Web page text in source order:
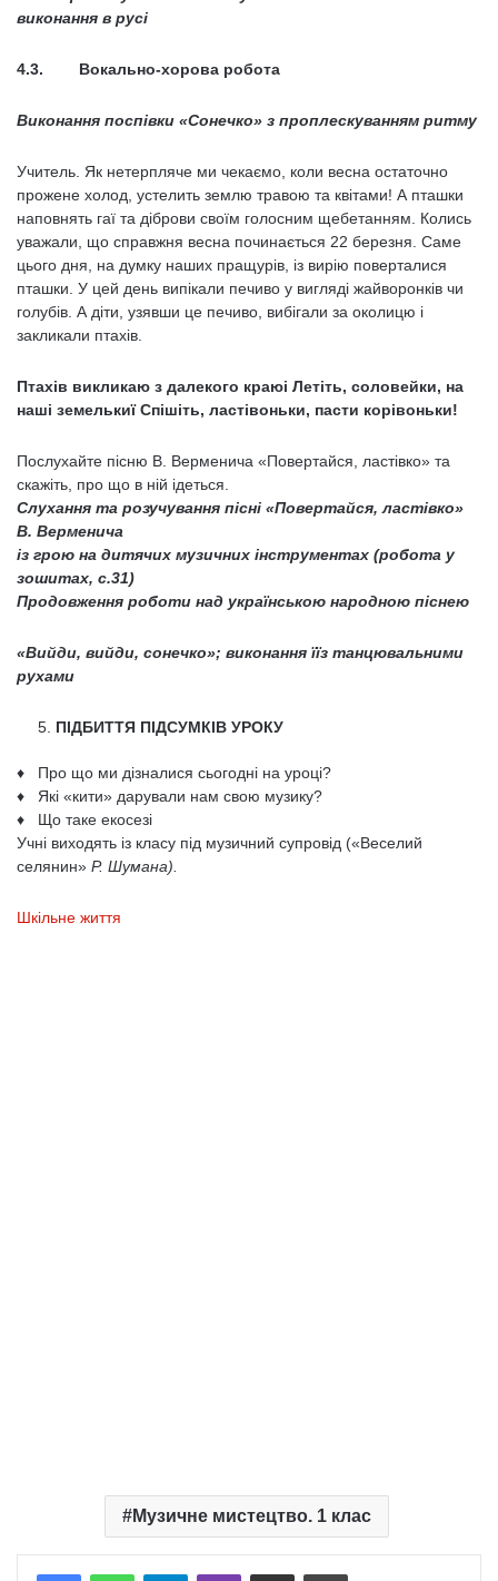
виконання в русі
4.3. Вокально-хорова робота
Виконання поспівки «Сонечко» з проплескуванням ритму
Учитель. Як нетерпляче ми чекаємо, коли весна остаточно
прожене хо­лод, устелить землю травою та квітами! А пташки
наповнять гаї та діброви сво­їм голосним щебетанням. Колись
уважали, що справжня весна починається 22 березня. Саме
цього дня, на думку наших пращурів, із вирію поверталися
пташки. У цей день випікали печиво у вигляді жайворонків чи
голубів. А діти, узявши це печиво, вибігали за околицю і
закликали птахів.
Птахів викликаю з далекого краюі Летіть, соловейки, на
наші земелькиї Спішіть, ластівоньки, пасти корівоньки!
Послухайте пісню В. Верменича «Повертайся, ластівко» та
скажіть, про що в ній ідеться.
Слухання та розучування пісні «Повертайся, ластівко»
В. Верменича
із грою на дитячих музичних інструментах (робота у
зошитах, с.31)
Продовження роботи над українською народною піснею
«Вийди, вийди, сонечко»; виконання їїз танцювальними
рухами
ПІДБИТТЯ ПІДСУМКІВ УРОКУ
♦ Про що ми дізналися сьогодні на уроці?
♦ Які «кити» дарували нам свою музику?
♦ Що таке екосезі
Учні виходять із класу під музичний супровід («Веселий
селянин» Р. Шумана).
Шкільне життя
Музичне мистецтво. 1 клас
TelegramViber Надіслати електронною поштоюНадрукувати